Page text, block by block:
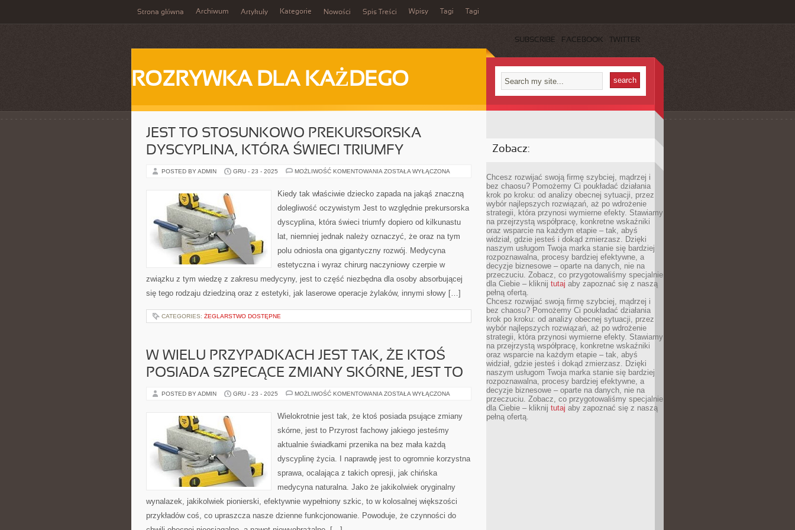
Strona główna Archiwum Artykuły Kategorie Nowości Spis Treści Wpisy Tagi Tagi
SUBSCRIBE FACEBOOK TWITTER
ROZRYWKA DLA KAŻDEGO
JEST TO STOSUNKOWO PREKURSORSKA
DYSCYPLINA, KTÓRA ŚWIECI TRIUMFY
POSTED BY ADMIN GRU - 23 - 2025 MOŻLIWOŚĆ KOMENTOWANIA JEST
PREKURSORSKA
DYSCYPLINA,
ŚWIECI
ZOSTAŁA WYŁĄCZONA
Kiedy tak właściwie dziecko zapada na jakąś znaczną
dolegliwość oczywistym Jest to względnie prekursorska
dyscyplina, która świeci triumfy dopiero od kilkunastu
lat, niemniej jednak należy oznaczyć, że oraz na tym
polu odniosła ona gigantyczny rozwój. Medycyna
estetyczna i wyraz chirurg naczyniowy czerpie w
związku z tym wiedzę z zakresu medycyny, jest to część niezbędna dla osoby absorbującej
się tego rodzaju dziedziną oraz z estetyki, jak laserowe operacje żylaków, innymi słowy […]
CATEGORIES: ŻEGLARSTWO DOSTĘPNE
W WIELU PRZYPADKACH JEST TAK, ŻE KTOŚ
POSIADA SZPECĄCE ZMIANY SKÓRNE, JEST TO
POSTED BY ADMIN GRU - 23 - 2025 MOŻLIWOŚĆ KOMENTOWANIA W
JEST
TAK,
KTOŚ
SZPECĄCE
SKÓRNE,
TO
ZOSTAŁA WYŁĄCZONA
Wielokrotnie jest tak, że ktoś posiada psujące zmiany
skórne, jest to Przyrost fachowy jakiego jesteśmy
aktualnie świadkami przenika na bez mała każdą
dyscyplinę życia. I naprawdę jest to ogromnie korzystna
sprawa, ocalająca z takich opresji, jak chińska
medycyna naturalna. Jako że jakikolwiek oryginalny
wynalazek, jakikolwiek pionierski, efektywnie wypełniony szkic, to w kolosalnej większości
przykładów coś, co upraszcza nasze dzienne funkcjonowanie. Powoduje, że czynności do
Zobacz:
Chcesz rozwijać swoją firmę szybciej, mądrzej i
bez chaosu? Pomożemy Ci poukładać działania
krok po kroku: od analizy obecnej sytuacji, przez
wybór najlepszych rozwiązań, aż po wdrożenie
strategii, która przynosi wymierne efekty. Stawiamy
na przejrzystą współpracę, konkretne wskaźniki
oraz wsparcie na każdym etapie – tak, abyś
widział, gdzie jesteś i dokąd zmierzasz. Dzięki
naszym usługom Twoja marka stanie się bardziej
rozpoznawalna, procesy bardziej efektywne, a
decyzje biznesowe – oparte na danych, nie na
przeczuciu. Zobacz, co przygotowaliśmy specjalnie
dla Ciebie – kliknij tutaj aby zapoznać się z naszą
pełną ofertą.
Chcesz rozwijać swoją firmę szybciej, mądrzej i
bez chaosu? Pomożemy Ci poukładać działania
krok po kroku: od analizy obecnej sytuacji, przez
wybór najlepszych rozwiązań, aż po wdrożenie
strategii, która przynosi wymierne efekty. Stawiamy
na przejrzystą współpracę, konkretne wskaźniki
oraz wsparcie na każdym etapie – tak, abyś
widział, gdzie jesteś i dokąd zmierzasz. Dzięki
naszym usługom Twoja marka stanie się bardziej
rozpoznawalna, procesy bardziej efektywne, a
decyzje biznesowe – oparte na danych, nie na
przeczuciu. Zobacz, co przygotowaliśmy specjalnie
dla Ciebie – kliknij tutaj aby zapoznać się z naszą
pełną ofertą.